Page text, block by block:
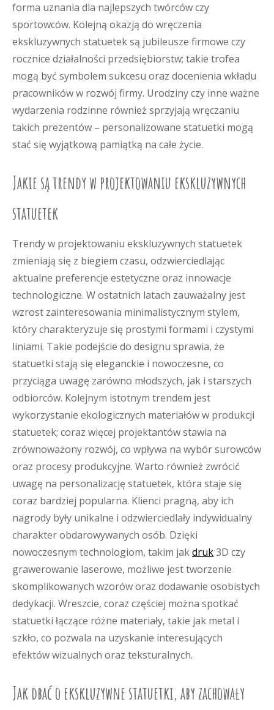
forma uznania dla najlepszych twórców czy
sportowców. Kolejną okazją do wręczenia
ekskluzywnych statuetek są jubileusze firmowe czy
rocznice działalności przedsiębiorstw; takie trofea
mogą być symbolem sukcesu oraz docenienia wkładu
pracowników w rozwój firmy. Urodziny czy inne ważne
wydarzenia rodzinne również sprzyjają wręczaniu
takich prezentów – personalizowane statuetki mogą
stać się wyjątkową pamiątką na całe życie.
Jakie są trendy w projektowaniu ekskluzywnych
statuetek
Trendy w projektowaniu ekskluzywnych statuetek
zmieniają się z biegiem czasu, odzwierciedlając
aktualne preferencje estetyczne oraz innowacje
technologiczne. W ostatnich latach zauważalny jest
wzrost zainteresowania minimalistycznym stylem,
który charakteryzuje się prostymi formami i czystymi
liniami. Takie podejście do designu sprawia, że
statuetki stają się eleganckie i nowoczesne, co
przyciąga uwagę zarówno młodszych, jak i starszych
odbiorców. Kolejnym istotnym trendem jest
wykorzystanie ekologicznych materiałów w produkcji
statuetek; coraz więcej projektantów stawia na
zrównoważony rozwój, co wpływa na wybór surowców
oraz procesy produkcyjne. Warto również zwrócić
uwagę na personalizację statuetek, która staje się
coraz bardziej popularna. Klienci pragną, aby ich
nagrody były unikalne i odzwierciedlały indywidualny
charakter obdarowywanych osób. Dzięki
nowoczesnym technologiom, takim jakdruk3D czy
grawerowanie laserowe, możliwe jest tworzenie
skomplikowanych wzorów oraz dodawanie osobistych
dedykacji. Wreszcie, coraz częściej można spotkać
statuetki łączące różne materiały, takie jak metal i
szkło, co pozwala na uzyskanie interesujących
efektów wizualnych oraz teksturalnych.
Jak dbać o ekskluzywne statuetki, aby zachowały